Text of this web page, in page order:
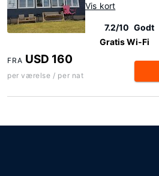
Vis kort
7.2/10 Godt
Gratis Wi-Fi
FRA USD 160
per værelse / per nat